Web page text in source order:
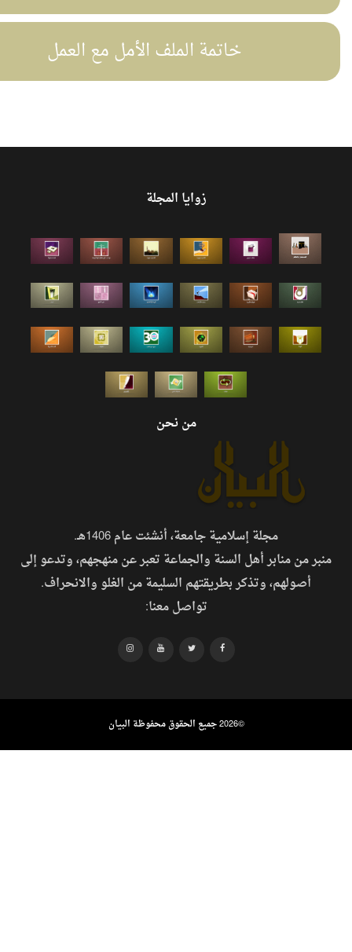
خاتمة الملف الأمل مع العمل
زوايا المجلة
مجلة إسلامية جامعة، أنشئت عام 1406هـ.
منابر أهل السنة والجماعة تعبر عن منهجهم، وتدعو إلى
وتذكر بطريقتهم السليمة من الغلو والانحراف.
تواصل معنا: